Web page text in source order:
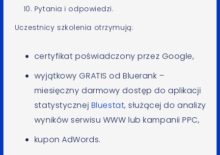
Pytania i odpowiedzi.
Uczestnicy szkolenia otrzymują:
certyfikat poświadczony przez Google,
wyjątkowy GRATIS od Bluerank –
miesięczny darmowy dostęp do aplikacji
statystycznej Bluestat, służącej do analizy
wyników serwisu WWW lub kampanii PPC,
kupon AdWords.